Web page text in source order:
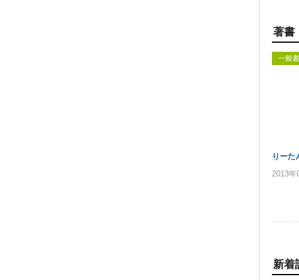
著書
一般
りーた
2013年
新着